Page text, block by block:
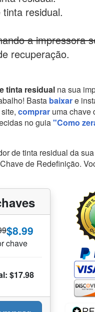
residual.
a impressora
recuperação.
tinta residual na sua
Basta baixare
comprar uma chave
no guia"Como
de tinta residual da sua
de Redefinição.
$8.99
chave
$17.98